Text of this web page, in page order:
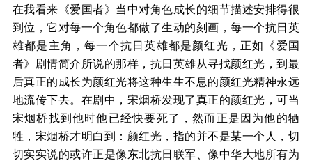
在我看来《爱国者》当中对角色成长的细节描述安排得很
到位，它对每一个角色都做了生动的刻画，每一个抗日英
雄都是主角，每一个抗日英雄都是颜红光，正如《爱国
者》剧情简介所说的那样，抗日英雄从寻找颜红光，到最
后真正的成长为颜红光将这种生生不息的颜红光精神永远
地流传下去。在剧中，宋烟桥发现了真正的颜红光，可当
宋烟桥找到他时他已经快要死了，然而正是因为他的牺
牲，宋烟桥才明白到：颜红光，指的并不是某一个人，切
切实实说的或许正是像东北抗日联军、像中华大地所有为